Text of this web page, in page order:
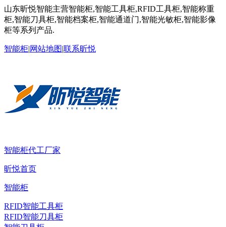
山东昕悦智能主营智能柜,智能工具柜,RFID工具柜,智能称重
柜,智能刀具柜,智能档案柜,智能通道门,智能光敏柜,智能影像
柜等系列产品.
智能柜|网站地图|联系昕悦
智能柜代工厂家
昕悦首页
智能柜
RFID智能工具柜
RFID智能刀具柜